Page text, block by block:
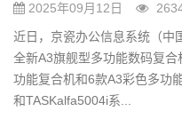
2025年09月12日
近日，京瓷办公信息系统（中
全新A3旗舰型多功能数码复
功能复合机和6款A3彩色多功
和TASKalfa5004i系...